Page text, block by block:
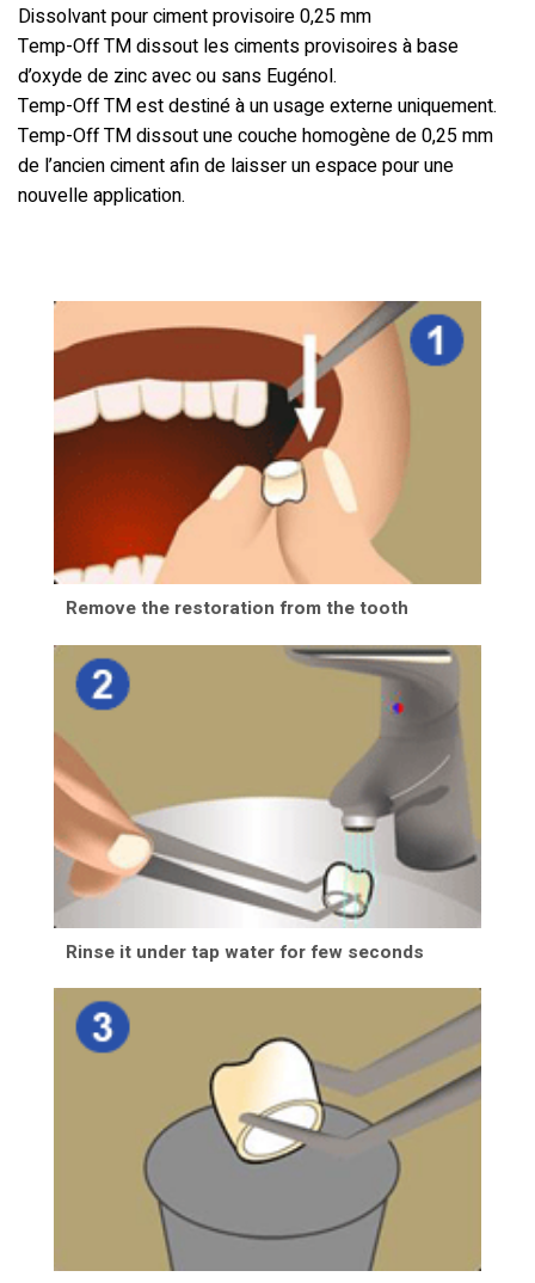
Dissolvant pour ciment provisoire 0,25 mm
Temp-Off TM dissout les ciments provisoires à base
d’oxyde de zinc avec ou sans Eugénol.
Temp-Off TM est destiné à un usage externe uniquement.
Temp-Off TM dissout une couche homogène de 0,25 mm
de l’ancien ciment afin de laisser un espace pour une
nouvelle application.
Remove the restoration from the tooth
Rinse it under tap water for few seconds